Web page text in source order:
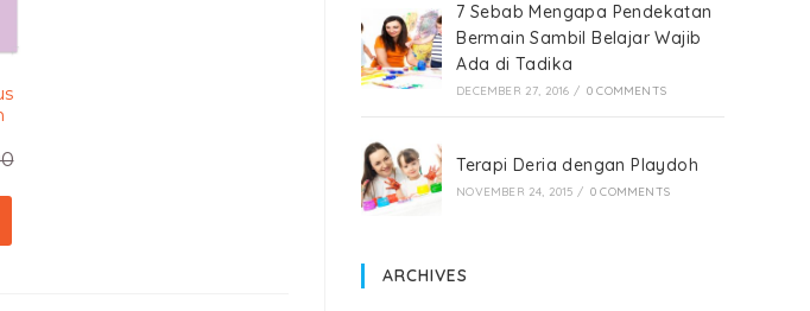
7 Sebab Mengapa Pendekatan
Bermain Sambil Belajar Wajib
Ada di Tadika
DECEMBER 27, 2016 / 0 COMMENTS
Terapi Deria dengan Playdoh
NOVEMBER 24, 2015 / 0 COMMENTS
ARCHIVES